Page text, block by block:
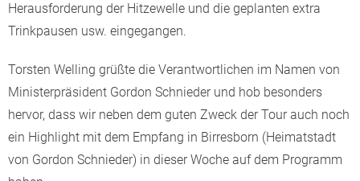
Herausforderung der Hitzewelle und die geplanten extra
Trinkpausen usw. eingegangen.
Torsten Welling grüßte die Verantwortlichen im Namen von
Ministerpräsident Gordon Schnieder und hob besonders
hervor, dass wir neben dem guten Zweck der Tour auch noch
ein Highlight mit dem Empfang in Birresborn (Heimatstadt
von Gordon Schnieder) in dieser Woche auf dem Programm